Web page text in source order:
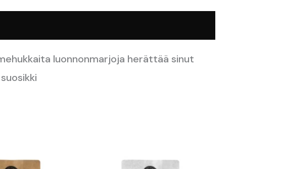
luonnonmarjoja herättää sinut